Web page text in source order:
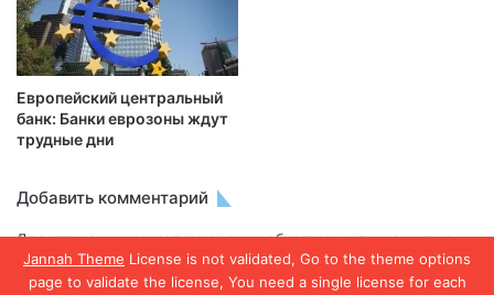
Jannah Theme License is not validated, Go to the theme options
page to validate the license, You need a single license for each
Европейский центральный
банк: Банки еврозоны ждут
трудные дни
Добавить комментарий
Для отправки комментария вам необходимоавторизоваться.